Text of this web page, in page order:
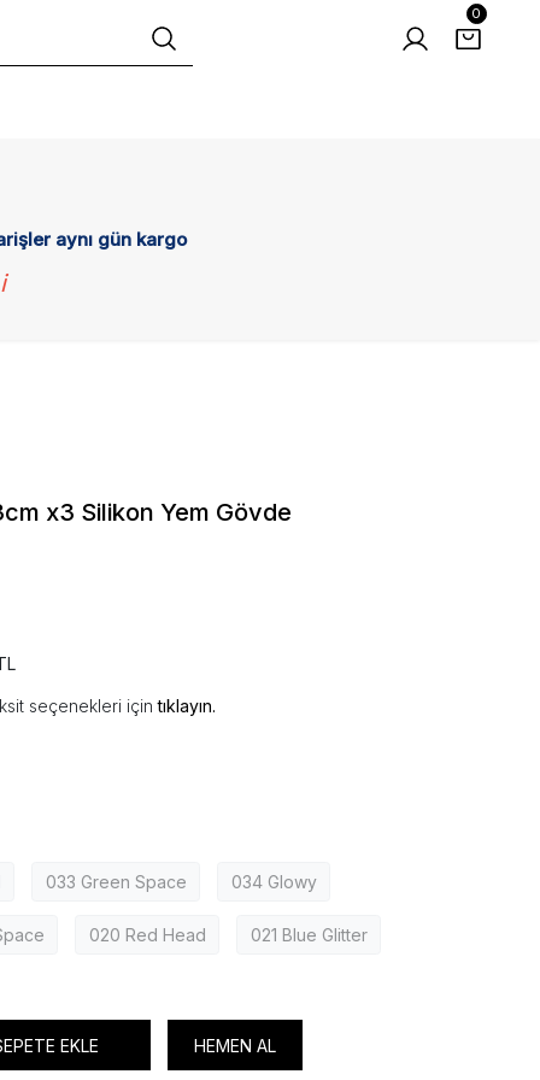
0
aynı gün kargo
x3 Silikon Yem Gövde
seçenekleri içintıklayın.
033 Green Space 034 Glowy
020 Red Head 021 Blue Glitter
EKLE HEMEN AL